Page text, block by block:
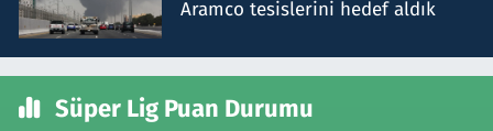
Aramco tesislerini hedef aldık
Süper Lig Puan Durumu